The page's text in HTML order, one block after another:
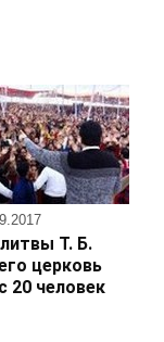
Т. Б.
церковь
20 человек